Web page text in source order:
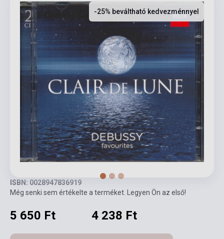
-25% beváltható kedvezménnyel
ISBN: 0028947836919
Még senki sem értékelte a terméket. Legyen Ön az első!
5 650 Ft 4 238 Ft